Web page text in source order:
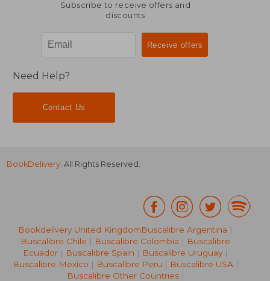
Subscribe to receive offers and
discounts
Need Help?
Contact Us
BookDelivery . All Rights Reserved.
Bookdelivery United KingdomBuscalibre Argentina |
Buscalibre Chile | Buscalibre Colombia | Buscalibre
Ecuador | Buscalibre Spain | Buscalibre Uruguay |
Buscalibre Mexico | Buscalibre Peru | Buscalibre USA |
Buscalibre Other Countries|